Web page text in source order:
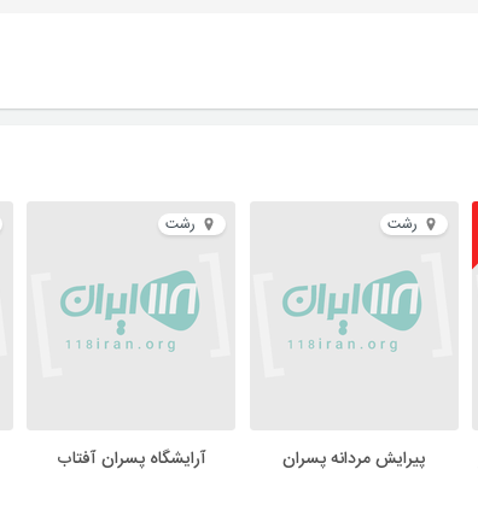
رشت
پیرایش مردانه پسران
رشت
آرایشگاه پسران آفتاب